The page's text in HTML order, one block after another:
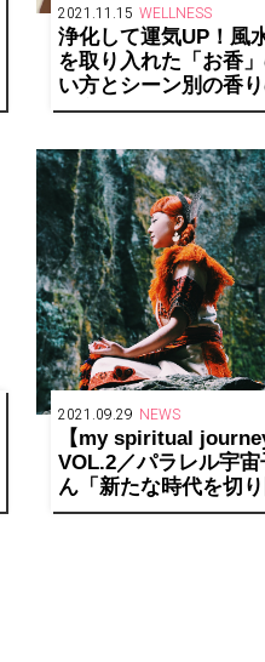
2021.11.15 WELLNESS
浄化して運気UP！風
を取り入れた「お香
い方とシーン別の香
び方
2021.09.29 NEWS
【my spiritual journey
VOL.2／パラレル宇宙
ん「新たな時代を切
ファッションアイコ